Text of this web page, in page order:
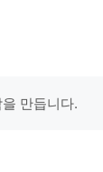
만듭니다.